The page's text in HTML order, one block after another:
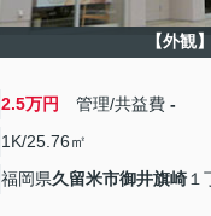
【外観】
2.5万円 管理/共益費 -
1K/25.76㎡
福岡県久留米市御井旗崎 １